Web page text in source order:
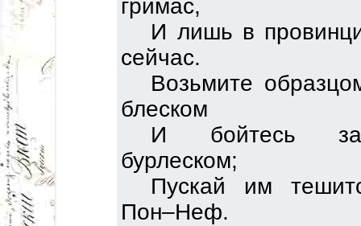
гримас,
И лишь в
сейчас.
Возьмите
блеском
И бойтесь
бурлеском;
Пускай им
Пон–Неф.